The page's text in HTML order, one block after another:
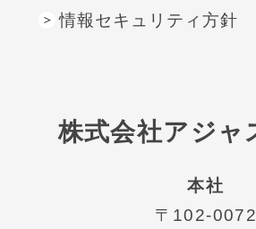
株式会社アジャ
本社
〒102-0072
情報セキュリティ方針